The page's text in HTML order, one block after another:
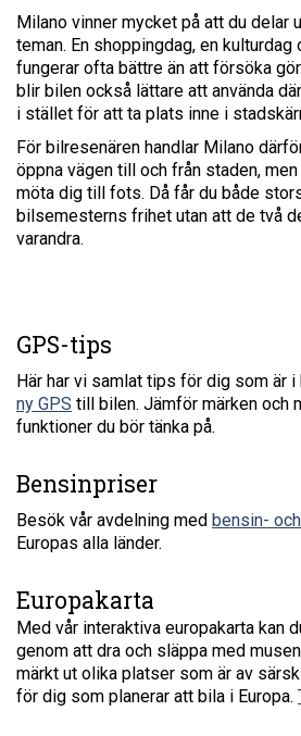
Milano vinner mycket på att du delar
teman. En shoppingdag, en
fungerar ofta bättre än att försöka
blir bilen också lättare att använda
i stället för att ta plats inne i
För bilresenären handlar Milano
öppna vägen till och från staden,
möta dig till fots. Då får du både
bilsemesterns frihet utan att de två
varandra.
GPS-tips
Här har vi samlat tips för dig som är i
ny GPS till bilen. Jämför märken och
funktioner du bör tänka på.
Bensinpriser
Besök vår avdelning med bensin-
Europas alla länder.
Europakarta
Med vår interaktiva europakarta kan
genom att dra och släppa med
märkt ut olika platser som är av
för dig som planerar att bila i Europa.